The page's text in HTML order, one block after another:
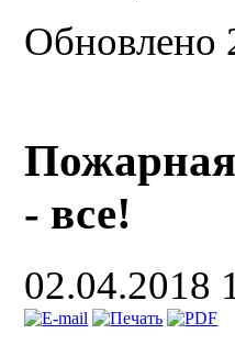
Обновлено
Пожарная
- все!
02.04.2018